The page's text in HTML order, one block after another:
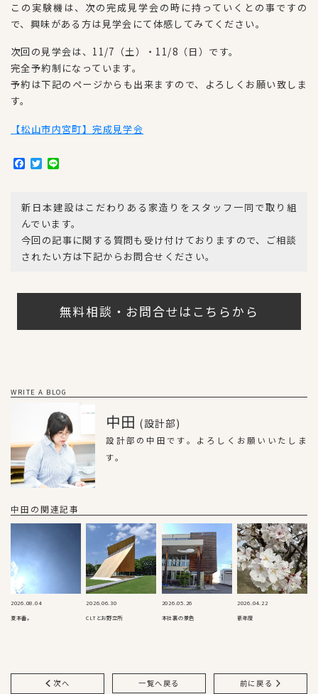
この実験機は、次の完成見学会の時に持っていくとの事ですの
で、興味がある方は見学会にて体感してみてください。
次回の見学会は、11/7（土）・11/8（日）です。
完全予約制になっています。
予約は下記のページからも出来ますので、よろしくお願い致しま
す。
【松山市内宮町】完成見学会
F
a
b
o
o
k
T
w
t
e
r
新日本建設はこだわりある家造りをスタッフ一同で取り組
んでいます。
今回の記事に関する質問も受け付けておりますので、ご相談
されたい方は下記からお問合せください。
無料相談・お問合せはこちらから
WRITE A BLOG
中田 (設計部)
設計部の中田です。よろしくお願いいたしま
す。
中田の関連記事
2026.08.04
夏本番。
2026.06.30
CLTとお野立所
2026.05.26
本社裏の景色
2026.04.22
新年度
次へ 一覧へ戻る 前に戻る